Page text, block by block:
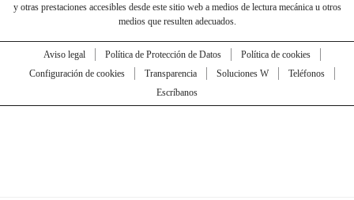
y otras prestaciones accesibles desde este sitio web a medios de lectura mecánica u otros
medios que resulten adecuados.
Aviso legal Política de Protección de Datos
Política de cookies
Configuración de cookies
Transparencia Soluciones W
Teléfonos
Escríbanos